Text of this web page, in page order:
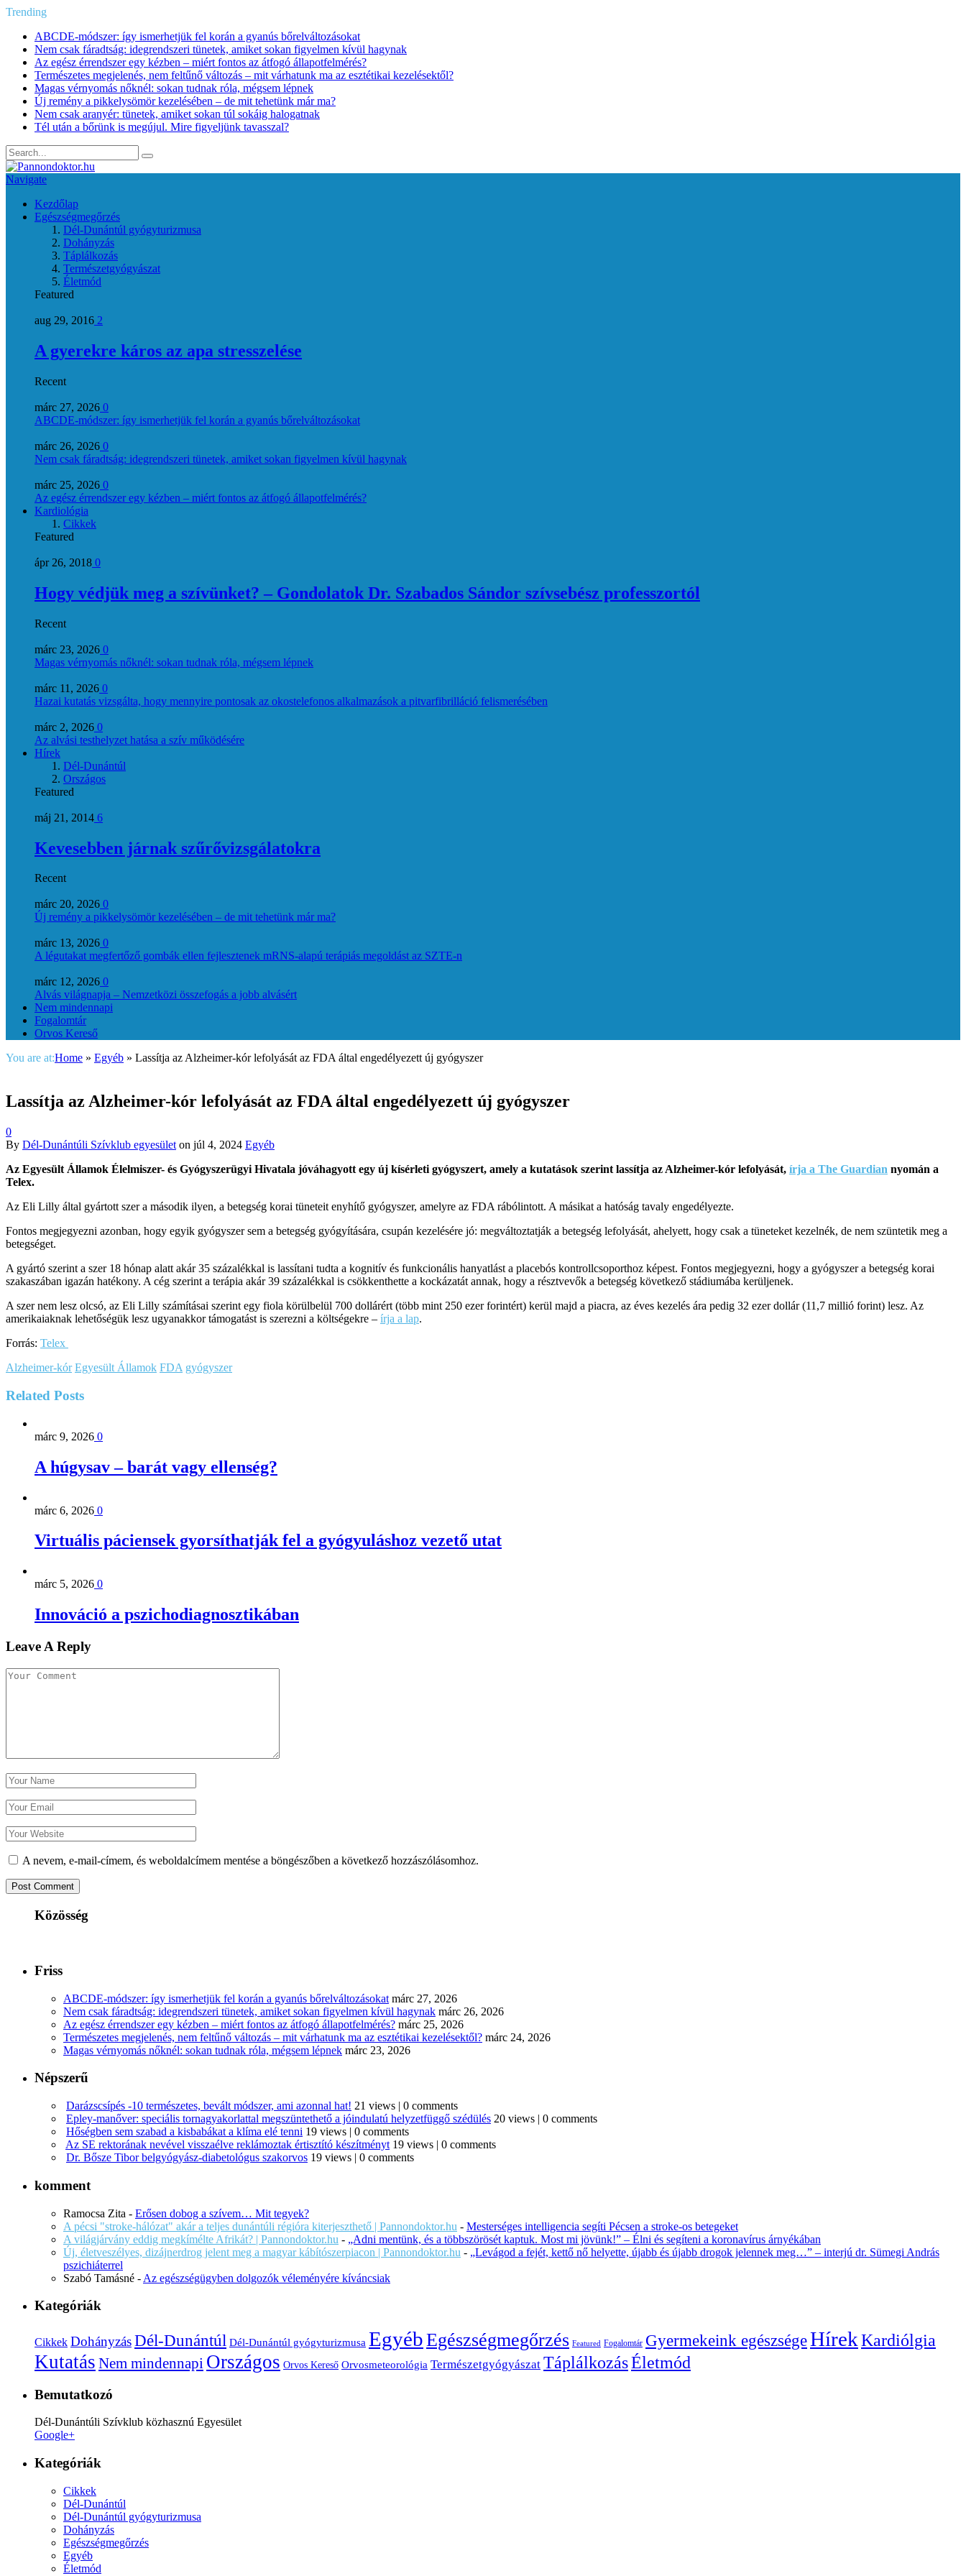
Trending
ABCDE‑módszer: így ismerhetjük fel korán a gyanús bőrelváltozásokat
Nem csak fáradtság: idegrendszeri tünetek, amiket sokan figyelmen kívül hagynak
Az egész érrendszer egy kézben – miért fontos az átfogó állapotfelmérés?
Természetes megjelenés, nem feltűnő változás – mit várhatunk ma az esztétikai kezelésektől?
Magas vérnyomás nőknél: sokan tudnak róla, mégsem lépnek
Új remény a pikkelysömör kezelésében – de mit tehetünk már ma?
Nem csak aranyér: tünetek, amiket sokan túl sokáig halogatnak
Tél után a bőrünk is megújul. Mire figyeljünk tavasszal?
Navigate
Kezdőlap
Egészségmegőrzés
Dél-Dunántúl gyógyturizmusa
Dohányzás
Táplálkozás
Természetgyógyászat
Életmód
Featured
aug 29, 2016 2
A gyerekre káros az apa stresszelése
Recent
márc 27, 2026 0
ABCDE‑módszer: így ismerhetjük fel korán a gyanús bőrelváltozásokat
márc 26, 2026 0
Nem csak fáradtság: idegrendszeri tünetek, amiket sokan figyelmen kívül hagynak
márc 25, 2026 0
Az egész érrendszer egy kézben – miért fontos az átfogó állapotfelmérés?
Kardiológia
Cikkek
Featured
ápr 26, 2018 0
Hogy védjük meg a szívünket? – Gondolatok Dr. Szabados Sándor szívsebész professzortól
Recent
márc 23, 2026 0
Magas vérnyomás nőknél: sokan tudnak róla, mégsem lépnek
márc 11, 2026 0
Hazai kutatás vizsgálta, hogy mennyire pontosak az okostelefonos alkalmazások a pitvarfibrilláció felismerésében
márc 2, 2026 0
Az alvási testhelyzet hatása a szív működésére
Hírek
Dél-Dunántúl
Országos
Featured
máj 21, 2014 6
Kevesebben járnak szűrővizsgálatokra
Recent
márc 20, 2026 0
Új remény a pikkelysömör kezelésében – de mit tehetünk már ma?
márc 13, 2026 0
A légutakat megfertőző gombák ellen fejlesztenek mRNS-alapú terápiás megoldást az SZTE-n
márc 12, 2026 0
Alvás világnapja – Nemzetközi összefogás a jobb alvásért
Nem mindennapi
Fogalomtár
Orvos Kereső
You are at:Home » Egyéb » Lassítja az Alzheimer-kór lefolyását az FDA által engedélyezett új gyógyszer
Lassítja az Alzheimer-kór lefolyását az FDA által engedélyezett új gyógyszer
0
By Dél-Dunántúli Szívklub egyesület on júl 4, 2024 Egyéb
Az Egyesült Államok Élelmiszer- és Gyógyszerügyi Hivatala jóváhagyott egy új kísérleti gyógyszert, amely a kutatások szerint lassítja az Alzheimer-kór lefolyását, írja a The Guardian nyomán a
Telex.
Az Eli Lilly által gyártott szer a második ilyen, a betegség korai tüneteit enyhítő gyógyszer, amelyre az FDA rábólintott. A másikat a hatóság tavaly engedélyezte.
Fontos megjegyezni azonban, hogy egyik gyógyszer sem a betegség gyógyítására, csupán kezelésére jó: megváltoztatják a betegség lefolyását, ahelyett, hogy csak a tüneteket kezelnék, de nem szüntetik meg a
betegséget.
A gyártó szerint a szer 18 hónap alatt akár 35 százalékkal is lassítani tudta a kognitív és funkcionális hanyatlást a placebós kontrollcsoporthoz képest. Fontos megjegyezni, hogy a gyógyszer a betegség korai
szakaszában igazán hatékony. A cég szerint a terápia akár 39 százalékkal is csökkenthette a kockázatát annak, hogy a résztvevők a betegség következő stádiumába kerüljenek.
A szer nem lesz olcsó, az Eli Lilly számításai szerint egy fiola körülbelül 700 dollárért (több mint 250 ezer forintért) kerül majd a piacra, az éves kezelés ára pedig 32 ezer dollár (11,7 millió forint) lesz. Az
amerikaiaknak lehetőségük lesz ugyanakkor támogatást is szerezni a költségekre – írja a lap.
Forrás: Telex
Alzheimer-kór Egyesült Államok FDA gyógyszer
Related Posts
márc 9, 2026 0
A húgysav – barát vagy ellenség?
márc 6, 2026 0
Virtuális páciensek gyorsíthatják fel a gyógyuláshoz vezető utat
márc 5, 2026 0
Innováció a pszichodiagnosztikában
Leave A Reply
A nevem, e-mail-címem, és weboldalcímem mentése a böngészőben a következő hozzászólásomhoz.
Közösség
Friss
ABCDE‑módszer: így ismerhetjük fel korán a gyanús bőrelváltozásokat márc 27, 2026
Nem csak fáradtság: idegrendszeri tünetek, amiket sokan figyelmen kívül hagynak márc 26, 2026
Az egész érrendszer egy kézben – miért fontos az átfogó állapotfelmérés? márc 25, 2026
Természetes megjelenés, nem feltűnő változás – mit várhatunk ma az esztétikai kezelésektől? márc 24, 2026
Magas vérnyomás nőknél: sokan tudnak róla, mégsem lépnek márc 23, 2026
Népszerű
Darázscsípés -10 természetes, bevált módszer, ami azonnal hat! 21 views | 0 comments
Epley-manőver: speciális tornagyakorlattal megszüntethető a jóindulatú helyzetfüggő szédülés 20 views | 0 comments
Hőségben sem szabad a kisbabákat a klíma elé tenni 19 views | 0 comments
Az SE rektorának nevével visszaélve reklámoztak értisztító készítményt 19 views | 0 comments
Dr. Bősze Tibor belgyógyász-diabetológus szakorvos 19 views | 0 comments
komment
Ramocsa Zita - Erősen dobog a szívem… Mit tegyek?
A pécsi "stroke-hálózat" akár a teljes dunántúli régióra kiterjeszthető | Pannondoktor.hu - Mesterséges intelligencia segíti Pécsen a stroke-os betegeket
A világjárvány eddig megkímélte Afrikát? | Pannondoktor.hu - „Adni mentünk, és a többszörösét kaptuk. Most mi jövünk!” – Élni és segíteni a koronavírus árnyékában
Új, életveszélyes, dizájnerdrog jelent meg a magyar kábítószerpiacon | Pannondoktor.hu - „Levágod a fejét, kettő nő helyette, újabb és újabb drogok jelennek meg…” – interjú dr. Sümegi András
pszichiáterrel
Szabó Tamásné - Az egészségügyben dolgozók véleményére kíváncsiak
Kategóriák
Cikkek DohányzásDél-Dunántúl Dél-Dunántúl gyógyturizmusa EgyébEgészségmegőrzés Featured Fogalomtár Gyermekeink egészségeHírekKardiólgia
Kutatás Nem mindennapi Országos Orvos Kereső Orvosmeteorológia Természetgyógyászat TáplálkozásÉletmód
Bemutatkozó
Dél-Dunántúli Szívklub közhasznú Egyesület
Google+
Kategóriák
Cikkek
Dél-Dunántúl
Dél-Dunántúl gyógyturizmusa
Dohányzás
Egészségmegőrzés
Egyéb
Életmód